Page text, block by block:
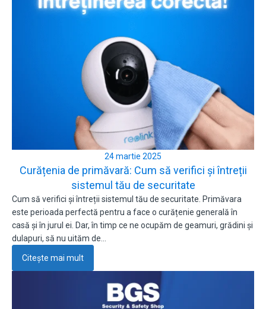
24 martie 2025
Curățenia de primăvară: Cum să verifici și întreții
sistemul tău de securitate
Cum să verifici și întreții sistemul tău de securitate. Primăvara
este perioada perfectă pentru a face o curățenie generală în
casă și în jurul ei. Dar, în timp ce ne ocupăm de geamuri, grădini și
dulapuri, să nu uităm de…
Citește mai mult